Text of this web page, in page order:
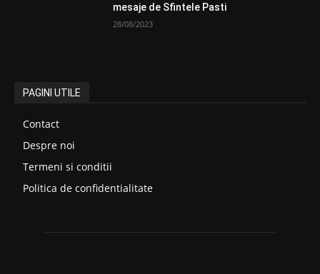
mesaje de Sfintele Pasti
28/08/2023
PAGINI UTILE
Contact
Despre noi
Termeni si conditii
Politica de confidentialitate